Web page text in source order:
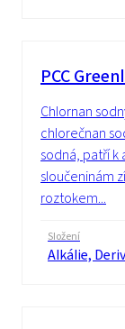
PCC
Chlornan
chlorečnan
sodná, patří
sloučeninám
roztokem...
Složení
Alkálie,